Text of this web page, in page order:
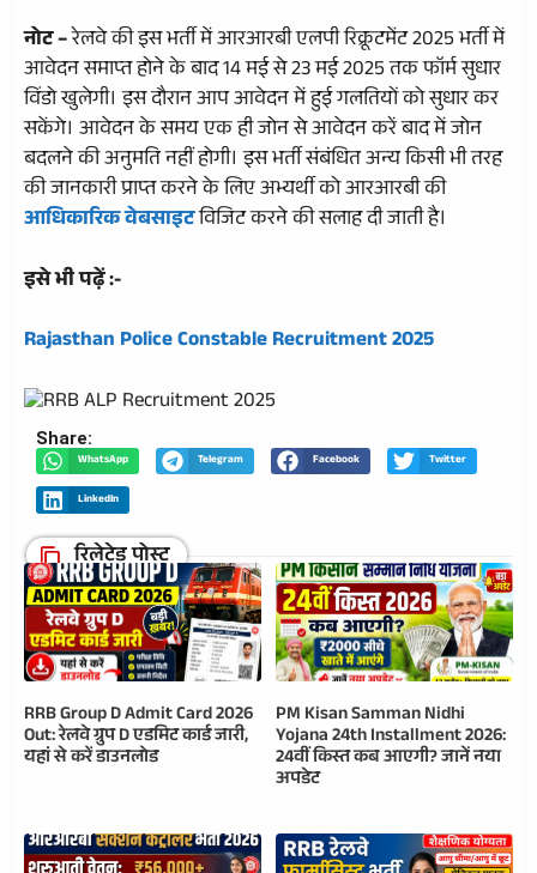
नोट –रेलवे की इस भर्ती में आरआरबी एलपी रिक्रूटमेंट 2025 भर्ती में
आवेदन समाप्त होने के बाद 14 मई से 23 मई 2025 तक फॉर्म सुधार
विंडो खुलेगी। इस दौरान आप आवेदन में हुई गलतियों को सुधार कर
सकेंगे। आवेदन के समय एक ही जोन से आवेदन करें बाद में जोन
बदलने की अनुमति नहीं होगी। इस भर्ती संबंधित अन्य किसी भी तरह
की जानकारी प्राप्त करने के लिए अभ्यर्थी को आरआरबी की
आधिकारिक वेबसाइटविजिट करने की सलाह दी जाती है।
इसे भी पढ़ें :-
Rajasthan Police Constable Recruitment 2025
Share:
WhatsApp Telegram Facebook Twitter
LinkedIn
रिलेटेड पोस्ट
RRB Group D Admit Card 2026
Out: रेलवे ग्रुप D एडमिट कार्ड जारी,
यहां से करें डाउनलोड
PM Kisan Samman Nidhi
Yojana 24th Installment 2026:
24वीं किस्त कब आएगी? जानें नया
अपडेट